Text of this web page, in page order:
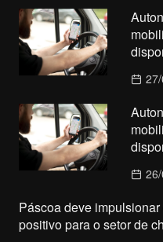
Páscoa deve
positivo para o setor de